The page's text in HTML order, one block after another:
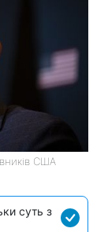
США
суть з